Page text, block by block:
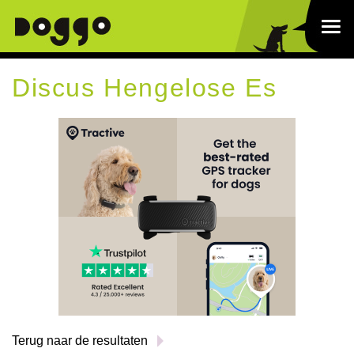
Discus Hengelose Es
Terug naar de resultaten